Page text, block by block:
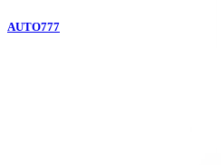
AUTO777